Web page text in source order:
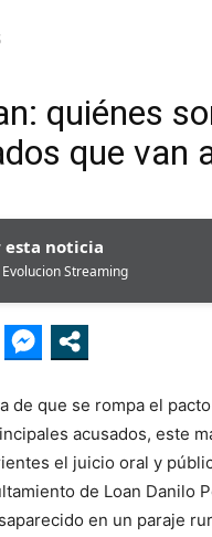
quiénes
que van
esta noticia
Streaming
de que se rompa el
acusados, este
el juicio oral y
de Loan Danilo
en un paraje